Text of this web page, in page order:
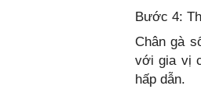
Bước 4:
Chân gà
với gia vị
hấp dẫn.